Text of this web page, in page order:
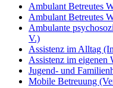
Ambulant Betreutes
Ambulant Betreutes
Ambulante
V.)
Assistenz im Alltag
Assistenz im eigenen
Jugend- und
Mobile Betreuung